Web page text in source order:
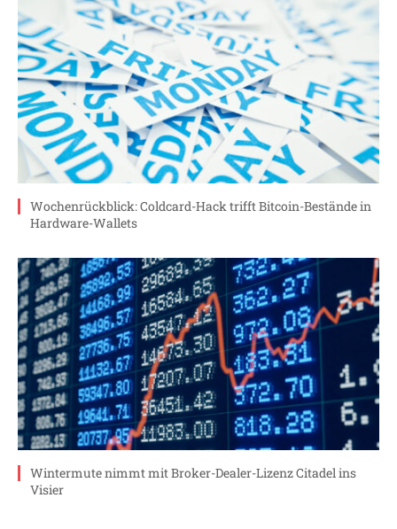
Wochenrückblick: Coldcard-Hack trifft Bitcoin-Bestände in
Hardware-Wallets
Wintermute nimmt mit Broker-Dealer-Lizenz Citadel ins
Visier